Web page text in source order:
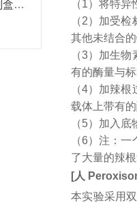
技术讲解：为何ELISA试剂盒OD值不正常
（1）将特
（2）加受
其他未结合
（3）加生
有的酶量与
（4）加辣
载体上带有
（5）加入
（6）注：
了大量的辣
[人
本实验采用